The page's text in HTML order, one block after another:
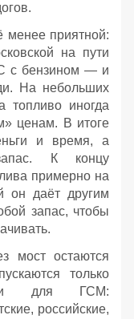
менее приятной:
на пути
с бензином — и
На небольших
топливо иногда
ценам. В итоге
и время, а
К концу
примерно на
он даёт другим
запас, чтобы
мост остаются
только
для ГСМ:
российские,